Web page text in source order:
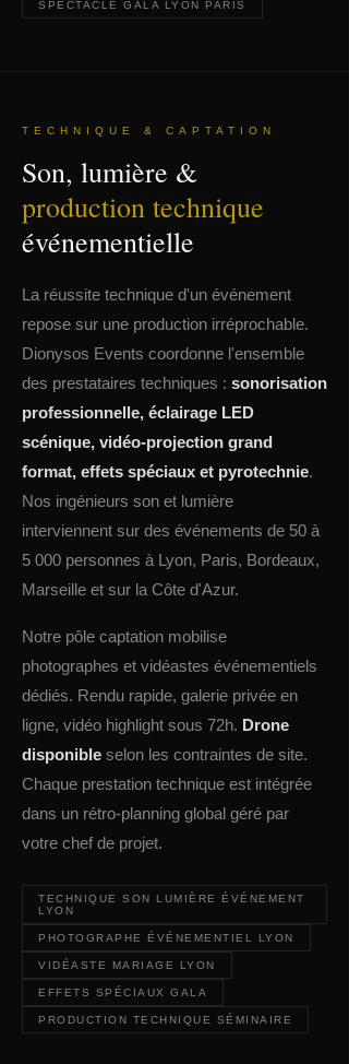
SPECTACLE GALA LYON PARIS
TECHNIQUE & CAPTATION
Son, lumière &
production technique
événementielle
La réussite technique d'un événement
repose sur une production irréprochable.
Dionysos Events coordonne l'ensemble
des prestataires techniques : sonorisation
professionnelle, éclairage LED
scénique, vidéo-projection grand
format, effets spéciaux et pyrotechnie.
Nos ingénieurs son et lumière
interviennent sur des événements de 50 à
5 000 personnes à Lyon, Paris, Bordeaux,
Marseille et sur la Côte d'Azur.
Notre pôle captation mobilise
photographes et vidéastes événementiels
dédiés. Rendu rapide, galerie privée en
ligne, vidéo highlight sous 72h. Drone
disponible selon les contraintes de site.
Chaque prestation technique est intégrée
dans un rétro-planning global géré par
votre chef de projet.
TECHNIQUE SON LUMIÈRE ÉVÉNEMENT
LYON
PHOTOGRAPHE ÉVÉNEMENTIEL LYON
VIDÉASTE MARIAGE LYON
EFFETS SPÉCIAUX GALA
PRODUCTION TECHNIQUE SÉMINAIRE